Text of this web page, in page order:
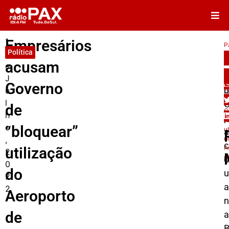
1
d
e
J
u
l
h
o
,
2
0
2
2
Empresários
acusam
Governo
de
“bloquear”
utilização
do
Aeroporto
de
Política
a